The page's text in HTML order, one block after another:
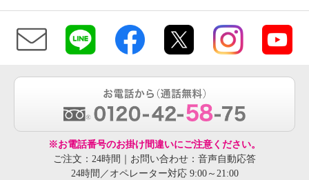
※お電話番号のお掛け間違いにご注意ください。
ご注文：24時間｜お問い合わせ：音声自動応答
24時間／オペレーター対応 9:00～21:00